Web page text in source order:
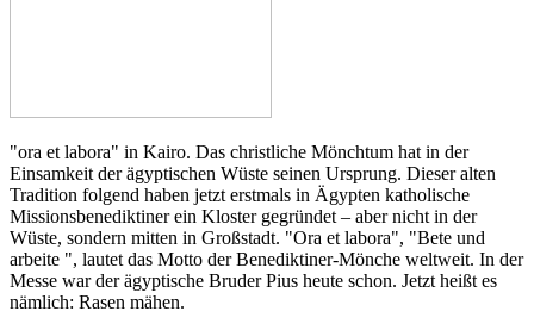
"ora et labora" in Kairo. Das christliche Mönchtum hat in der
Einsamkeit der ägyptischen Wüste seinen Ursprung. Dieser alten
Tradition folgend haben jetzt erstmals in Ägypten katholische
Missionsbenediktiner ein Kloster gegründet – aber nicht in der
Wüste, sondern mitten in Großstadt. "Ora et labora", "Bete und
arbeite ", lautet das Motto der Benediktiner-Mönche weltweit. In der
Messe war der ägyptische Bruder Pius heute schon. Jetzt heißt es
nämlich: Rasen mähen.